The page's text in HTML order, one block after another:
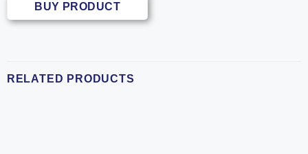
BUY PRODUCT
RELATED PRODUCTS